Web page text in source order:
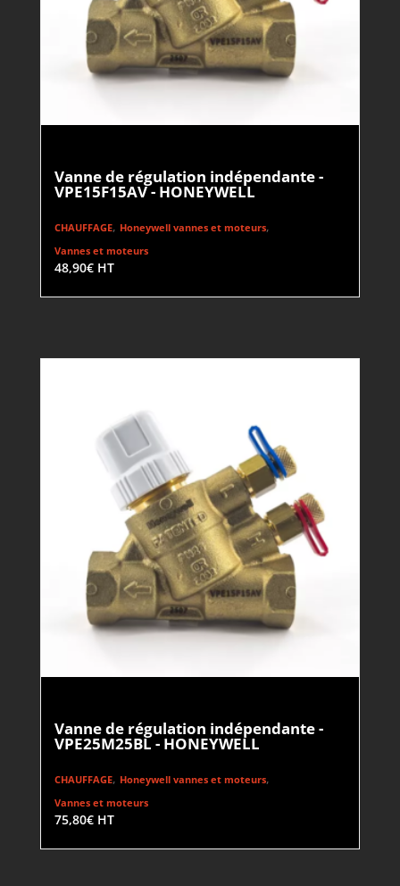
Vanne de régulation indépendante -
VPE15F15AV - HONEYWELL
CHAUFFAGE, Honeywell vannes et moteurs,
Vannes et moteurs
48,90€ HT
Vanne de régulation indépendante -
VPE25M25BL - HONEYWELL
CHAUFFAGE, Honeywell vannes et moteurs,
Vannes et moteurs
75,80€ HT